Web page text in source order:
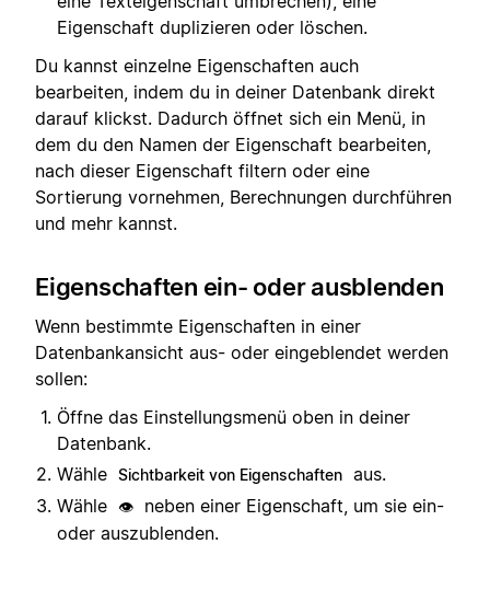
Eigenschaft duplizieren oder löschen.
Du kannst einzelne Eigenschaften auch
bearbeiten, indem du in deiner Datenbank direkt
darauf klickst. Dadurch öffnet sich ein Menü, in
dem du den Namen der Eigenschaft bearbeiten,
nach dieser Eigenschaft filtern oder eine
Sortierung vornehmen, Berechnungen durchführen
und mehr kannst.
Eigenschaften ein- oder ausblenden
Wenn bestimmte Eigenschaften in einer
Datenbankansicht aus- oder eingeblendet werden
sollen:
Öffne das Einstellungsmenü oben in deiner
Datenbank.
Wähle Sichtbarkeit von Eigenschaften aus.
Wähle
👁️
neben einer Eigenschaft, um sie ein-
oder auszublenden.